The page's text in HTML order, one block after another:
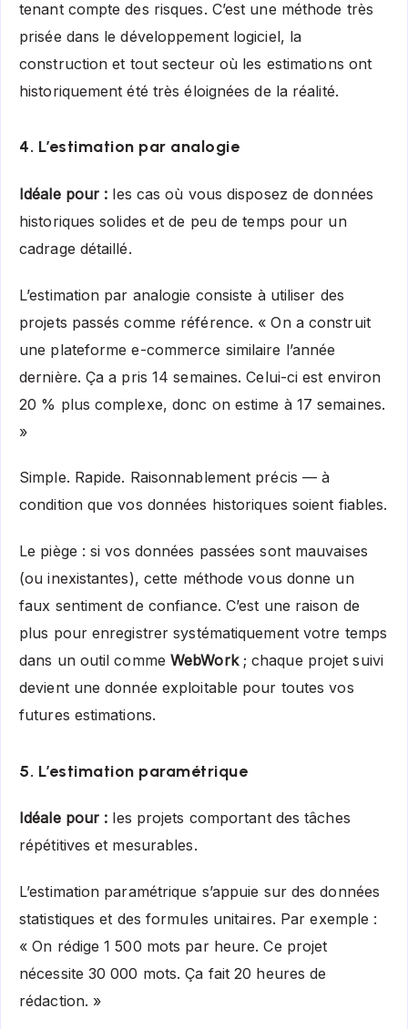
tenant compte des risques. C’est une méthode très
prisée dans le développement logiciel, la
construction et tout secteur où les estimations ont
historiquement été très éloignées de la réalité.
4. L’estimation par analogie
Idéale pour : les cas où vous disposez de données
historiques solides et de peu de temps pour un
cadrage détaillé.
L’estimation par analogie consiste à utiliser des
projets passés comme référence. « On a construit
une plateforme e-commerce similaire l’année
dernière. Ça a pris 14 semaines. Celui-ci est environ
20 % plus complexe, donc on estime à 17 semaines.
»
Simple. Rapide. Raisonnablement précis — à
condition que vos données historiques soient fiables.
Le piège : si vos données passées sont mauvaises
(ou inexistantes), cette méthode vous donne un
faux sentiment de confiance. C’est une raison de
plus pour enregistrer systématiquement votre temps
dans un outil comme WebWork; chaque projet suivi
devient une donnée exploitable pour toutes vos
futures estimations.
5. L’estimation paramétrique
Idéale pour : les projets comportant des tâches
répétitives et mesurables.
L’estimation paramétrique s’appuie sur des données
statistiques et des formules unitaires. Par exemple :
« On rédige 1 500 mots par heure. Ce projet
nécessite 30 000 mots. Ça fait 20 heures de
rédaction. »